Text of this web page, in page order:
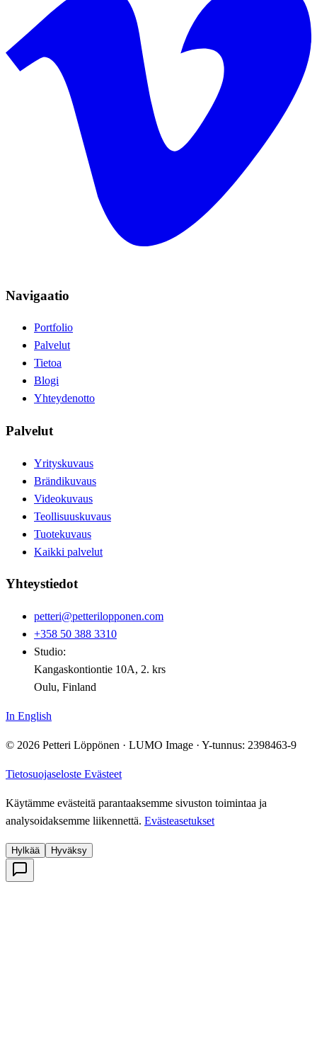
Navigaatio
Portfolio
Palvelut
Tietoa
Blogi
Yhteydenotto
Palvelut
Yrityskuvaus
Brändikuvaus
Videokuvaus
Teollisuuskuvaus
Tuotekuvaus
Kaikki palvelut
Yhteystiedot
petteri@petterilopponen.com
+358 50 388 3310
Studio:
Kangaskontiontie 10A, 2. krs
Oulu, Finland
In English
© 2026 Petteri Löppönen · LUMO Image · Y-tunnus: 2398463-9
Tietosuojaseloste Evästeet
Käytämme evästeitä parantaaksemme sivuston toimintaa ja
analysoidaksemme liikennettä. Evästeasetukset
Hylkää Hyväksy